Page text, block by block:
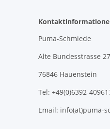
Puma-Schmiede
Alte Bundesstrasse 27
76846 Hauenstein
Tel: +49(0)6392-
Email: info(at)puma-